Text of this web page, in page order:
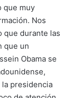
que muy
Nos
que durante las
que un
Obama se
la presidencia